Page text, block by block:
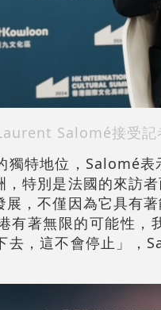
Salomé接受記
獨特地位，Salomé
特別是法國的來訪
，不僅因為它具有
有著無限的可能性，
去，這不會停止」